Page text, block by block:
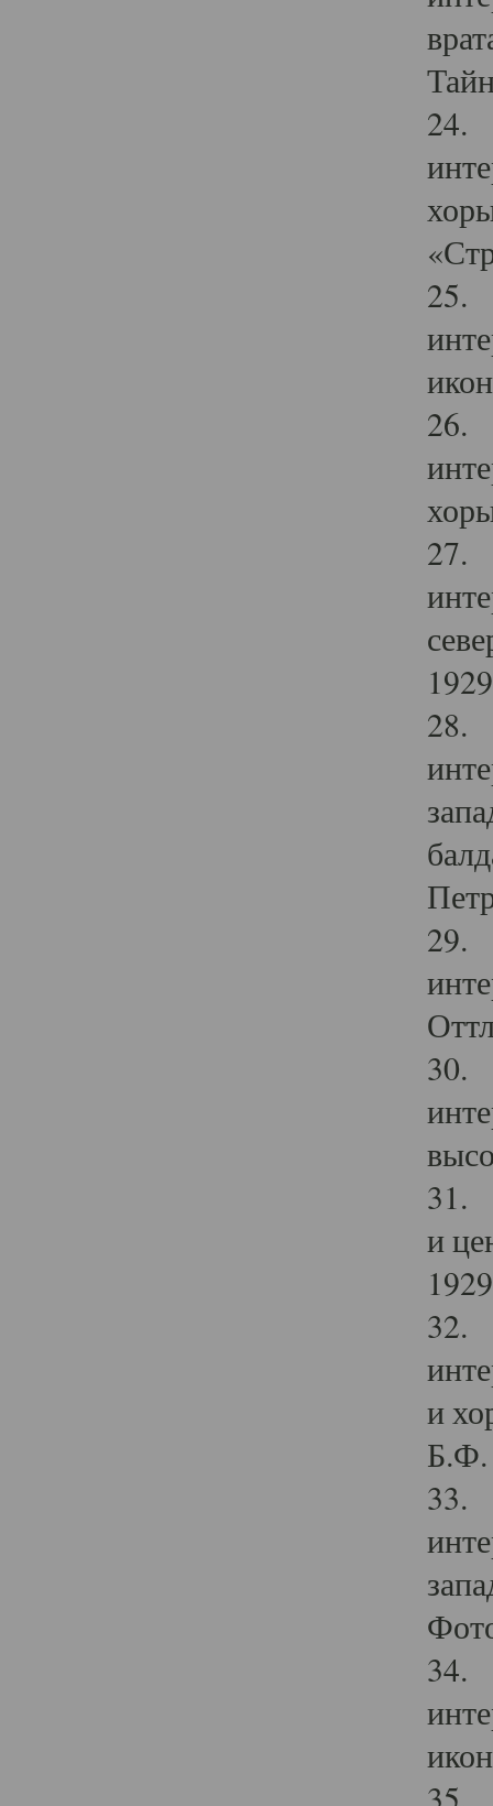
24.
25.
26.
27.
28.
29.
30.
31.
и
32.
и
Б.Ф.
33.
34.